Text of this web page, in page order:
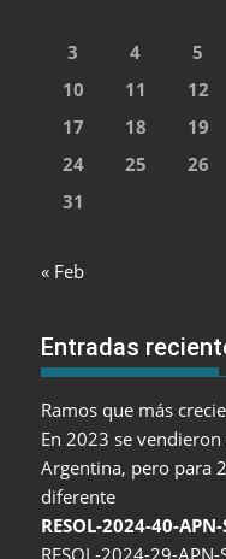
3
4 5
10
11 12
17
18 19
24
25 26
31
« Feb
Entradas
Ramos que más
En 2023 se
Argentina, pero para
diferente
RESOL-2024-40-APN-